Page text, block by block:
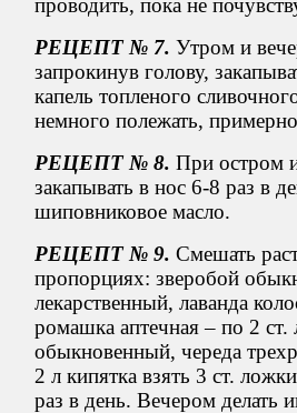
проводить, пока не
РЕЦЕПТ № 7. Утром и
запрокинув голову,
капель топленого
немного полежать,
РЕЦЕПТ № 8. При остром
закапывать в нос 6-8 раз в
шиповниковое масло.
РЕЦЕПТ № 9. Смешать
пропорциях: зверобой
лекарственный, лаванда
ромашка аптечная – по 2
обыкновенный, череда
2 л кипятка взять 3 ст.
раз в день. Вечером делать